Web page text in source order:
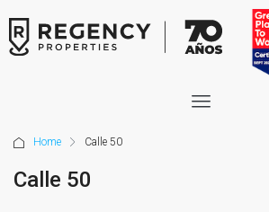
Home Calle 50
Calle 50